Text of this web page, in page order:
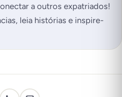
a outros expatriados!
leia histórias e inspire-